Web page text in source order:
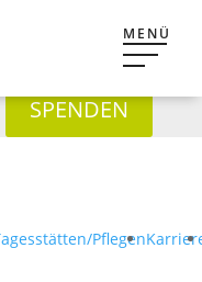
SPENDEN
Pflegen